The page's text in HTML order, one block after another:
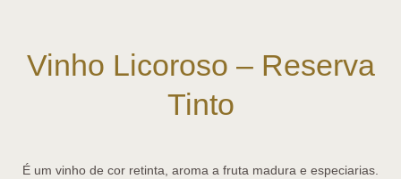
Vinho Licoroso – Reserva
Tinto
É um vinho de cor retinta, aroma a fruta madura e especiarias.